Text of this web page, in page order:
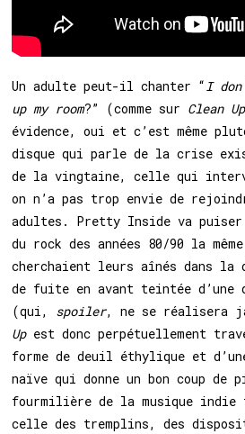
Un adulte peut-il chanter “I
up my room?” (comme sur Clean
évidence, oui et c’est même
disque qui parle de la crise
de la vingtaine, celle qui
on n’a pas trop envie de
adultes. Pretty Inside va
du rock des années 80/90 la
cherchaient leurs aînés dans la
de fuite en avant teintée d’une
(qui, spoiler, ne se réalisera
Up est donc perpétuellement
forme de deuil éthylique et
naïve qui donne un bon coup de
fourmilière de la musique indie
celle des tremplins, des